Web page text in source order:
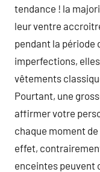
tendance ! la
leur ventre
pendant la période
imperfections,
vêtements
Pourtant, une
affirmer votre
chaque moment
effet,
enceintes peuvent